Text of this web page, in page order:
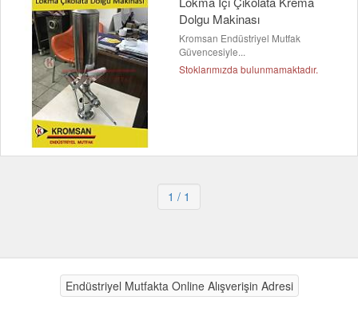
Dolgu Makinası
Kromsan Endüstriyel Mutfak
Güvencesiyle...
Stoklarımızda bulunmamaktadır.
1 / 1
Endüstriyel Mutfakta Online Alışverişin Adresi